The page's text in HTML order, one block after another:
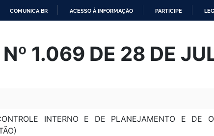
O
CONTEÚDO
COMUNICA BR ACESSO À INFORMAÇÃO PARTICIPE
1.069 DE 28 DE
INTERNO E DE PLANEJAMENTO E DE